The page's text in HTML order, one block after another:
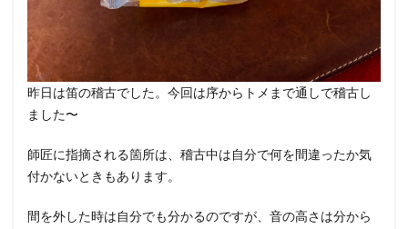
昨日は笛の稽古でした。今回は序からトメまで通しで稽古し
ました〜
師匠に指摘される箇所は、稽古中は自分で何を間違ったか気
付かないときもあります。
間を外した時は自分でも分かるのですが、音の高さは分から